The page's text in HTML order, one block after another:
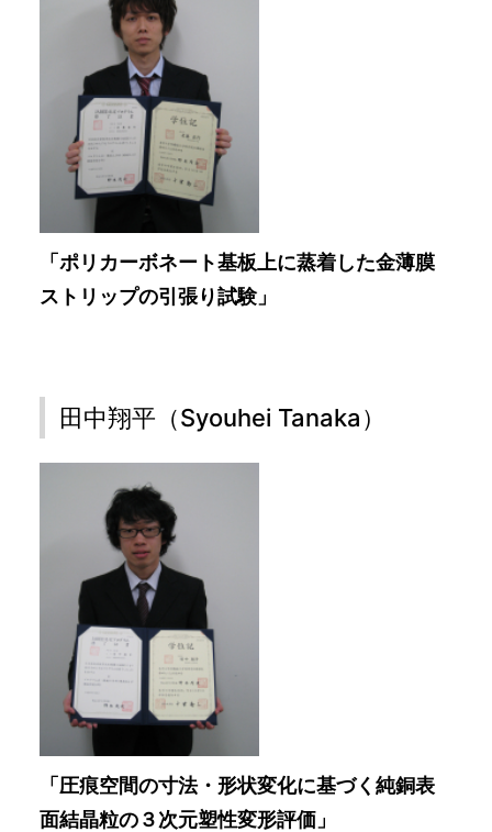
「ポリカーボネート基板上に蒸着した金薄膜
ストリップの引張り試験」
田中翔平（Syouhei Tanaka）
「圧痕空間の寸法・形状変化に基づく純銅表
面結晶粒の３次元塑性変形評価」